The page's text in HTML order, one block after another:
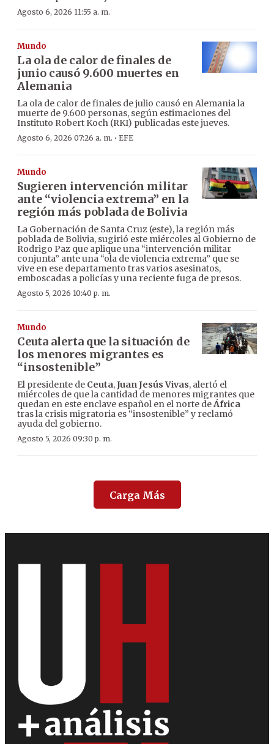
Agosto 6, 2026 11:55 a. m.
Mundo
La ola de calor de finales de
junio causó 9.600 muertes en
Alemania
La ola de calor de finales de julio causó en Alemania la
muerte de 9.600 personas, según estimaciones del
Instituto Robert Koch (RKI) publicadas este jueves.
Agosto 6, 2026 07:26 a. m. · EFE
Mundo
Sugieren intervención militar
ante “violencia extrema” en la
región más poblada de Bolivia
La Gobernación de Santa Cruz (este), la región más
poblada de Bolivia, sugirió este miércoles al Gobierno de
Rodrigo Paz que aplique una “intervención militar
conjunta” ante una “ola de violencia extrema” que se
vive en ese departamento tras varios asesinatos,
emboscadas a policías y una reciente fuga de presos.
Agosto 5, 2026 10:40 p. m.
Mundo
Ceuta alerta que la situación de
los menores migrantes es
“insostenible”
El presidente de Ceuta,Juan Jesús Vivas, alertó el
miércoles de que la cantidad de menores migrantes que
quedan en este enclave español en el norte deÁfrica
tras la crisis migratoria es “insostenible” y reclamó
ayuda del gobierno.
Agosto 5, 2026 09:30 p. m.
Carga Más